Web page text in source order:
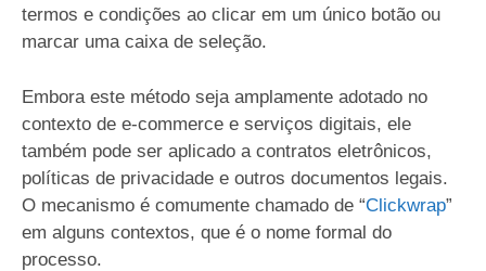
termos e condições ao clicar em um único botão ou
marcar uma caixa de seleção.
Embora este método seja amplamente adotado no
contexto de e-commerce e serviços digitais, ele
também pode ser aplicado a contratos eletrônicos,
políticas de privacidade e outros documentos legais.
O mecanismo é comumente chamado de “Clickwrap”
em alguns contextos, que é o nome formal do
processo.